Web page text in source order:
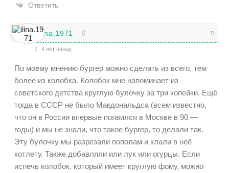
Ответить
ilina.1971
4 лет назад
По моему мнению бургер можно сделать из всего, тем
более из колобка. Колобок мне напоминает из
советского детства круглую булочку за три копейки. Ещё
тогда в СССР не было Макдональдса (всем известно,
что он в России впервые появился в Москве в 90 —
годы) и мы не знали, что такое бургер, то делали так.
Эту булочку мы разрезали пополам и клали в неё
котлету. Также добавляли или лук или огурцы. Если
испечь колобок, который имеет круглую фому, можно